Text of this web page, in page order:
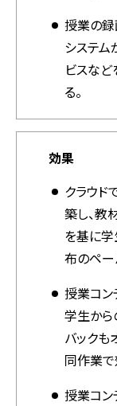
授業の
システム
ビスな
る。
効果
クラウド
築し、教
を基に学
布のペー
授業コン
学生から
バックも
同作業
授業コン